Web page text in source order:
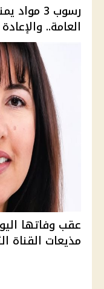
رسوب 3
العامة..
عقب وفاتها
مذيعات القناة